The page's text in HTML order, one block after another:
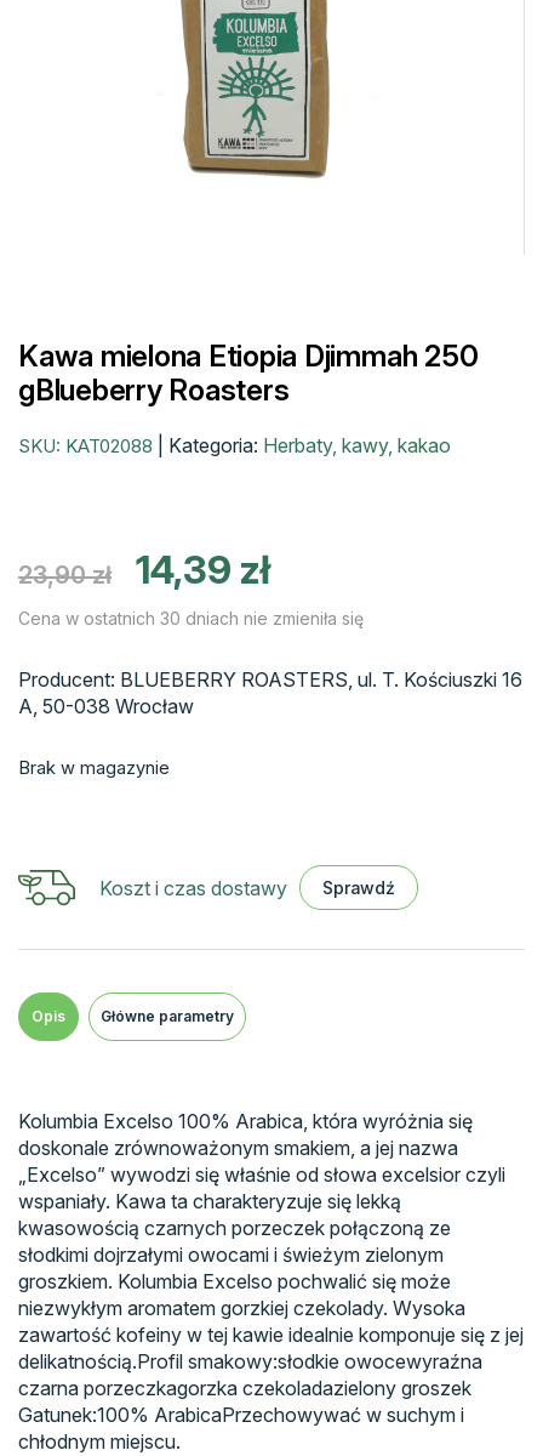
Kawa mielona Etiopia Djimmah 250
gBlueberry Roasters
SKU: KAT02088 Kategoria: Herbaty, kawy, kakao
23,90zł
Pierwotna
cena
wynosiła:
14,39 zł
wynosi:
Cena w ostatnich 30 dniach nie zmieniła się
Producent: BLUEBERRY ROASTERS, ul. T. Kościuszki 16
A, 50-038 Wrocław
Brak w magazynie
Koszt i czas dostawy Sprawdź
Opis Główne parametry
Kolumbia Excelso 100% Arabica, która wyróżnia się
doskonale zrównoważonym smakiem, a jej nazwa
„Excelso” wywodzi się właśnie od słowa excelsior czyli
wspaniały. Kawa ta charakteryzuje się lekką
kwasowością czarnych porzeczek połączoną ze
słodkimi dojrzałymi owocami i świeżym zielonym
groszkiem. Kolumbia Excelso pochwalić się może
niezwykłym aromatem gorzkiej czekolady. Wysoka
zawartość kofeiny w tej kawie idealnie komponuje się z jej
delikatnością.Profil smakowy:słodkie owocewyraźna
czarna porzeczkagorzka czekoladazielony groszek
Gatunek:100% ArabicaPrzechowywać w suchym i
chłodnym miejscu.